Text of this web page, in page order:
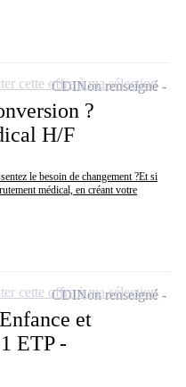
?
H/F
le besoin de changement ?Et si
médical, en créant votre
CDINon renseigné
cette offre à ma sélection
et
ETP -
CDINon renseigné
cette offre à ma sélection